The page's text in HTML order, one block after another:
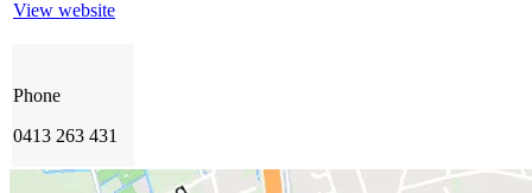
View website
Phone
0413 263 431